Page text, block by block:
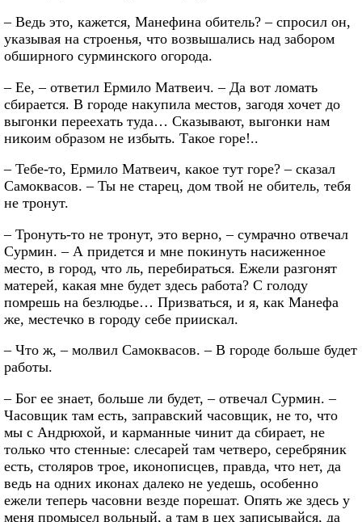
– Ведь это, кажется, Манефина обитель? – спросил он,
указывая на строенья, что возвышались над забором
обширного сурминского огорода.
– Ее, – ответил Ермило Матвеич. – Да вот ломать
сбирается. В городе накупила местов, загодя хочет до
выгонки переехать туда… Сказывают, выгонки нам
никоим образом не избыть. Такое горе!..
– Тебе-то, Ермило Матвеич, какое тут горе? – сказал
Самоквасов. – Ты не старец, дом твой не обитель, тебя
не тронут.
– Тронуть-то не тронут, это верно, – сумрачно отвечал
Сурмин. – А придется и мне покинуть насиженное
место, в город, что ль, перебираться. Ежели разгонят
матерей, какая мне будет здесь работа? С голоду
помрешь на безлюдье… Призваться, и я, как Манефа
же, местечко в городу себе приискал.
– Что ж, – молвил Самоквасов. – В городе больше будет
работы.
– Бог ее знает, больше ли будет, – отвечал Сурмин. –
Часовщик там есть, заправский часовщик, не то, что
мы с Андрюхой, и карманные чинит да сбирает, не
только что стенные: слесарей там четверо, серебряник
есть, столяров трое, иконописцев, правда, что нет, да
ведь на одних иконах далеко не уедешь, особенно
ежели теперь часовни везде порешат. Опять же здесь у
меня промысел вольный, а там в цех записывайся, да